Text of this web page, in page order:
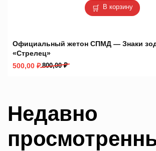
В корзину
Официальный жетон СПМД — Знаки
«Стрелец»
800,00₽
Первоначальная
500,00 ₽
Текущая
Недавно